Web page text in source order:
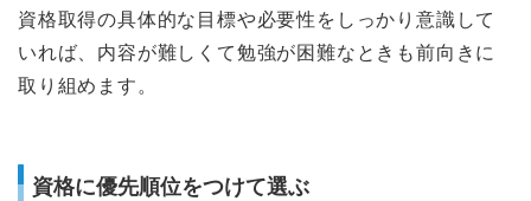
資格取得の具体的な目標や必要性をしっかり意識して
いれば、内容が難しくて勉強が困難なときも前向きに
取り組めます。
資格に優先順位をつけて選ぶ